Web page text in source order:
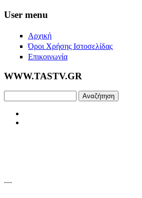
Skip to main content
User menu
Αρχική
Όροι Χρήσης Ιστοσελίδας
Επικοινωνία
WWW.TASTV.GR
....